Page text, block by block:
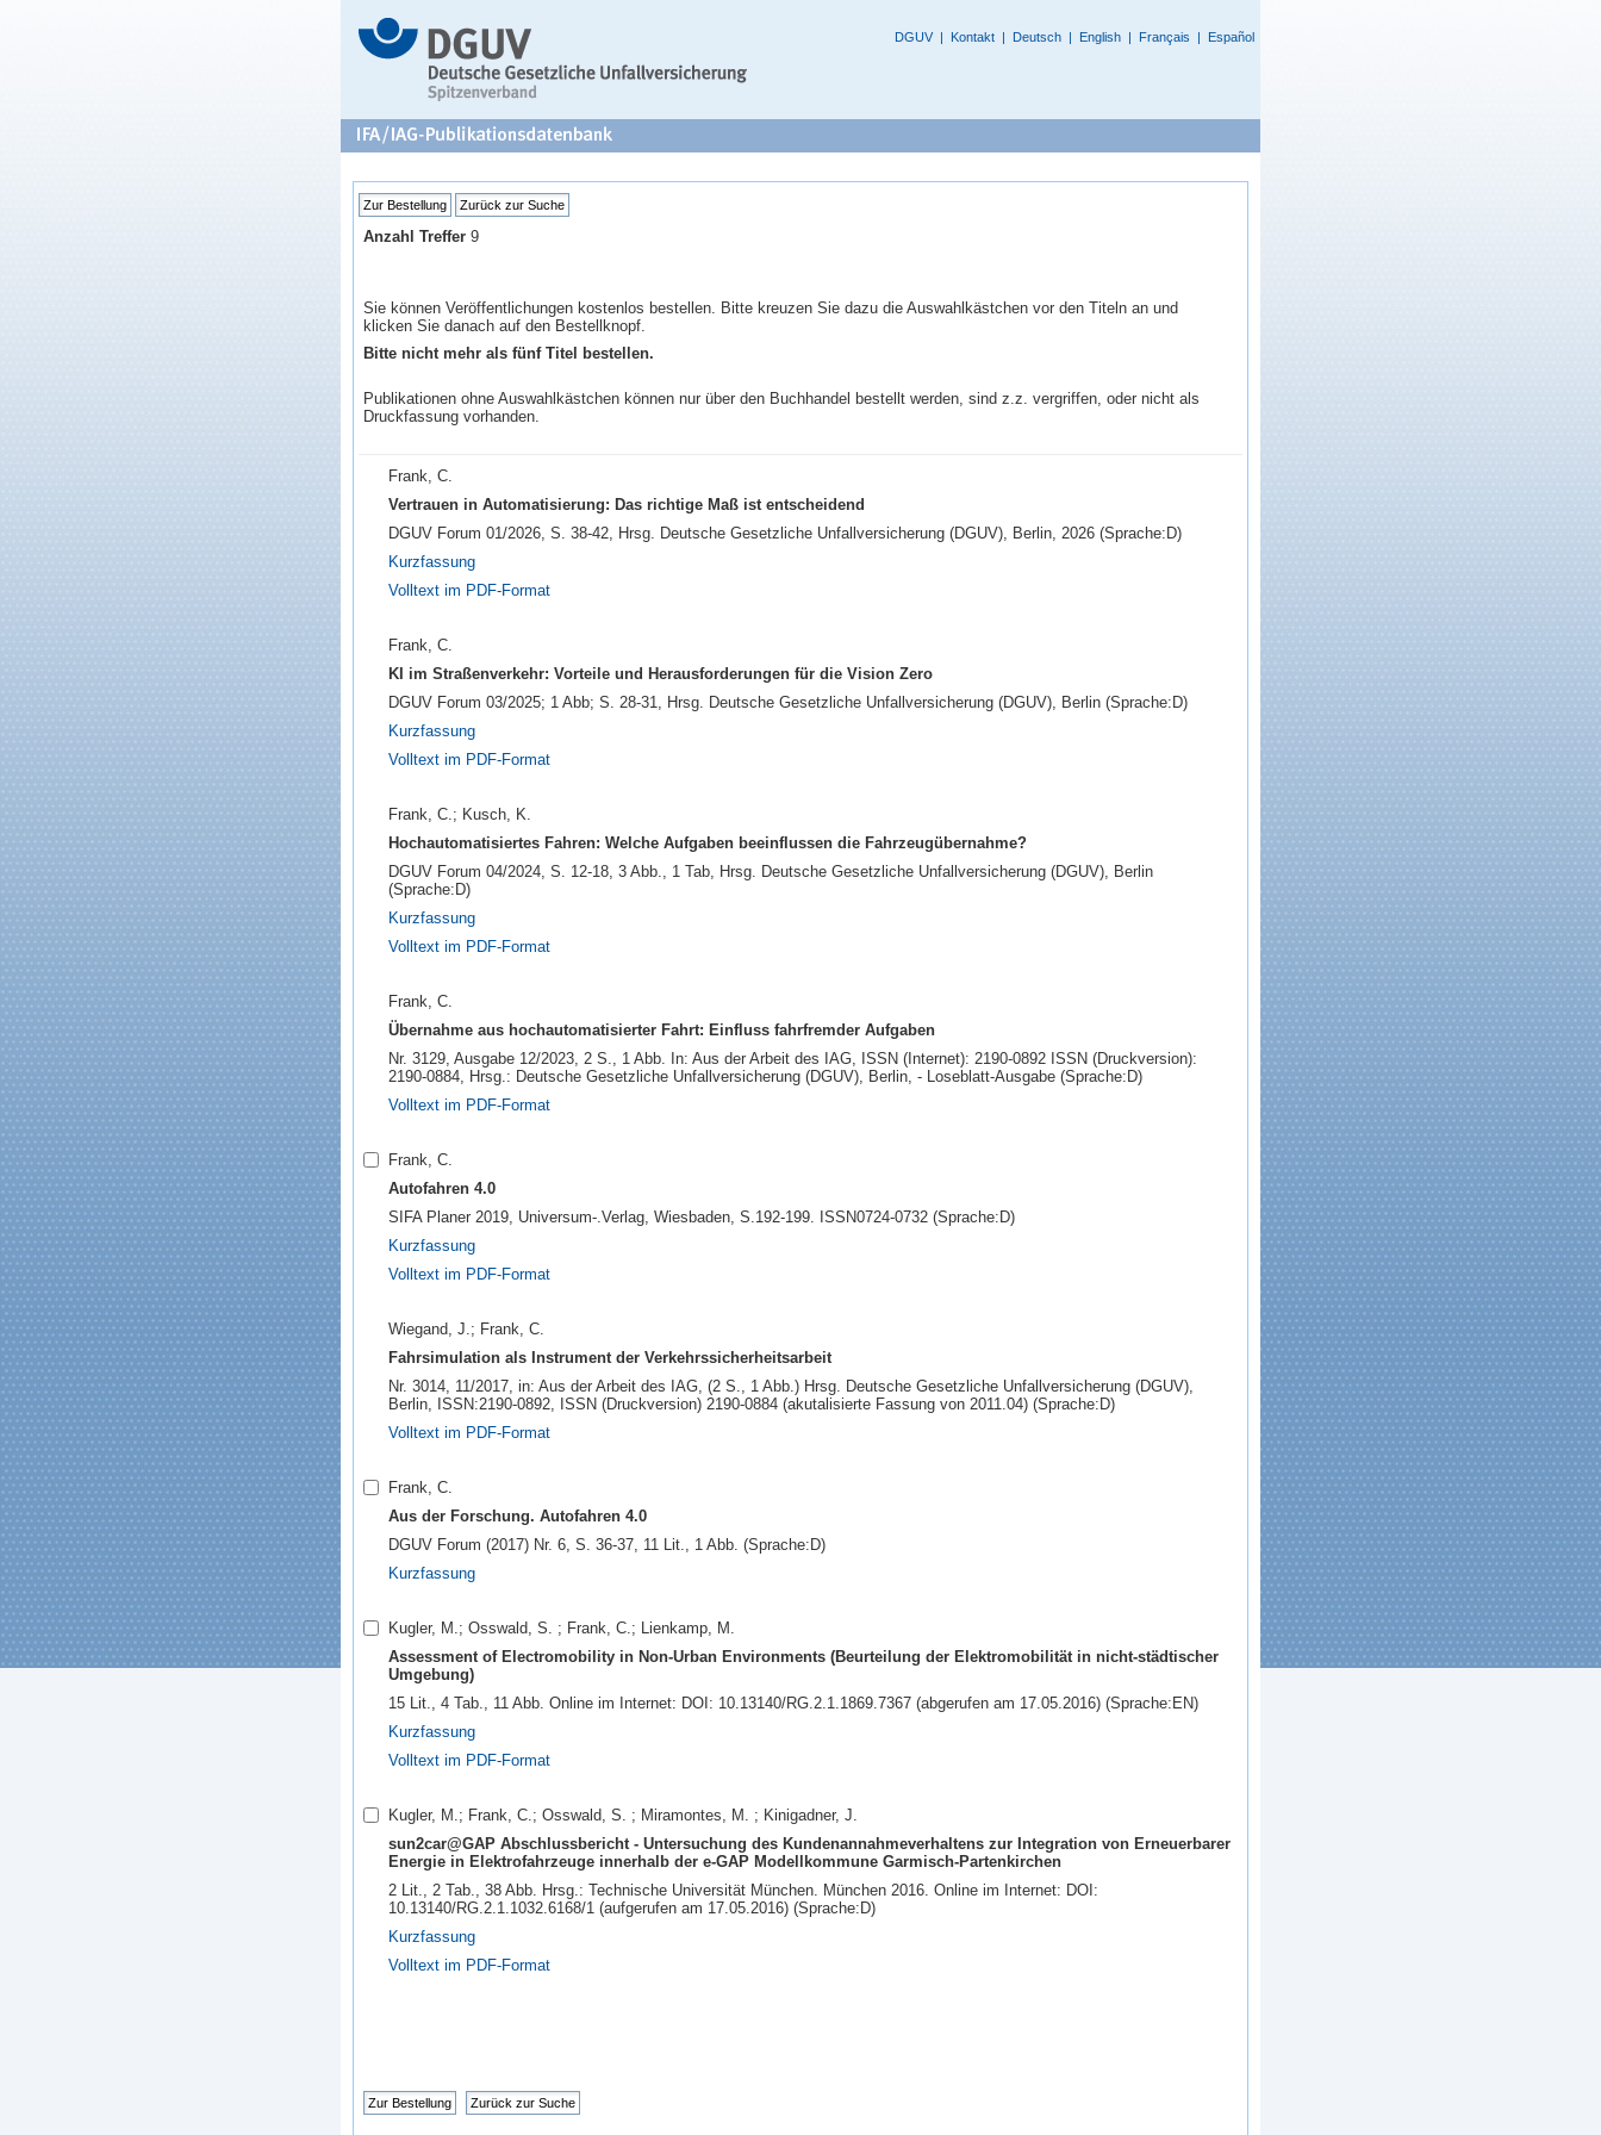
DGUV | Kontakt | Deutsch | English | Français | Español
Anzahl Treffer9
Sie können Veröffentlichungen kostenlos bestellen. Bitte kreuzen Sie dazu die Auswahlkästchen vor den Titeln an und
klicken Sie danach auf den Bestellknopf.
Bitte nicht mehr als fünf Titel bestellen.
Publikationen ohne Auswahlkästchen können nur über den Buchhandel bestellt werden, sind z.z. vergriffen, oder nicht als
Druckfassung vorhanden.
Frank, C.
Vertrauen in Automatisierung: Das richtige Maß ist entscheidend
DGUV Forum 01/2026, S. 38-42, Hrsg. Deutsche Gesetzliche Unfallversicherung (DGUV), Berlin, 2026 (Sprache:D)
Kurzfassung
Volltext im PDF-Format
Frank, C.
KI im Straßenverkehr: Vorteile und Herausforderungen für die Vision Zero
DGUV Forum 03/2025; 1 Abb; S. 28-31, Hrsg. Deutsche Gesetzliche Unfallversicherung (DGUV), Berlin (Sprache:D)
Kurzfassung
Volltext im PDF-Format
Frank, C.; Kusch, K.
Hochautomatisiertes Fahren: Welche Aufgaben beeinflussen die Fahrzeugübernahme?
DGUV Forum 04/2024, S. 12-18, 3 Abb., 1 Tab, Hrsg. Deutsche Gesetzliche Unfallversicherung (DGUV), Berlin
(Sprache:D)
Kurzfassung
Volltext im PDF-Format
Frank, C.
Übernahme aus hochautomatisierter Fahrt: Einfluss fahrfremder Aufgaben
Nr. 3129, Ausgabe 12/2023, 2 S., 1 Abb. In: Aus der Arbeit des IAG, ISSN (Internet): 2190-0892 ISSN (Druckversion):
2190-0884, Hrsg.: Deutsche Gesetzliche Unfallversicherung (DGUV), Berlin, - Loseblatt-Ausgabe (Sprache:D)
Volltext im PDF-Format
Frank, C.
Autofahren 4.0
SIFA Planer 2019, Universum-.Verlag, Wiesbaden, S.192-199. ISSN0724-0732 (Sprache:D)
Kurzfassung
Volltext im PDF-Format
Wiegand, J.; Frank, C.
Fahrsimulation als Instrument der Verkehrssicherheitsarbeit
Nr. 3014, 11/2017, in: Aus der Arbeit des IAG, (2 S., 1 Abb.) Hrsg. Deutsche Gesetzliche Unfallversicherung (DGUV),
Berlin, ISSN:2190-0892, ISSN (Druckversion) 2190-0884 (akutalisierte Fassung von 2011.04) (Sprache:D)
Volltext im PDF-Format
Frank, C.
Aus der Forschung. Autofahren 4.0
DGUV Forum (2017) Nr. 6, S. 36-37, 11 Lit., 1 Abb. (Sprache:D)
Kurzfassung
Kugler, M.; Osswald, S. ; Frank, C.; Lienkamp, M.
Assessment of Electromobility in Non-Urban Environments (Beurteilung der Elektromobilität in nicht-städtischer
Umgebung)
15 Lit., 4 Tab., 11 Abb. Online im Internet: DOI: 10.13140/RG.2.1.1869.7367 (abgerufen am 17.05.2016) (Sprache:EN)
Kurzfassung
Volltext im PDF-Format
Kugler, M.; Frank, C.; Osswald, S. ; Miramontes, M. ; Kinigadner, J.
sun2car@GAP Abschlussbericht - Untersuchung des Kundenannahmeverhaltens zur Integration von Erneuerbarer
Energie in Elektrofahrzeuge innerhalb der e-GAP Modellkommune Garmisch-Partenkirchen
2 Lit., 2 Tab., 38 Abb. Hrsg.: Technische Universität München. München 2016. Online im Internet: DOI:
10.13140/RG.2.1.1032.6168/1 (aufgerufen am 17.05.2016) (Sprache:D)
Kurzfassung
Volltext im PDF-Format